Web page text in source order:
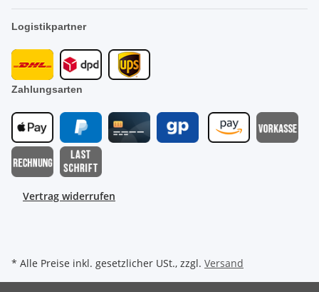
Logistikpartner
Zahlungsarten
Vertrag widerrufen
* Alle Preise inkl. gesetzlicher USt., zzgl. Versand